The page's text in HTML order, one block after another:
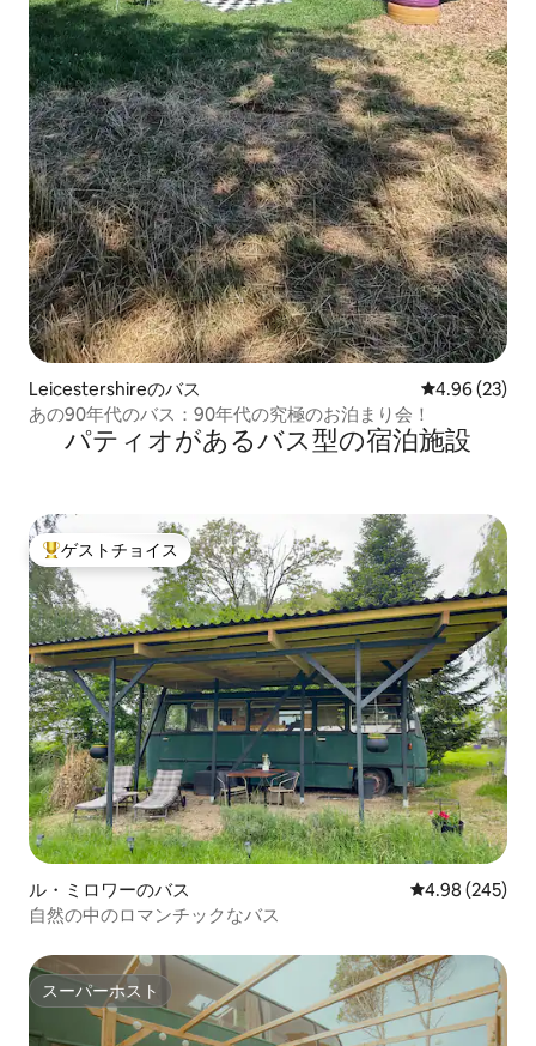
Leicestershireのバス レビュー23
4.96 (23)
あの90年代のバス：90年代の究極のお泊まり会！
パティオがあるバス型の宿泊施設
大好評のゲストチョイスです。
ゲストチョイス
ル・ミロワーのバス レビュー245
4.98 (245)
自然の中のロマンチックなバス
スーパーホスト
スーパーホスト